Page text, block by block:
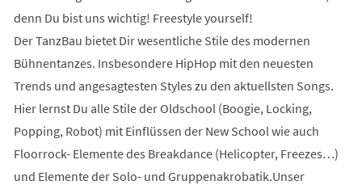
denn Du bist uns wichtig! Freestyle yourself!
Der TanzBau bietet Dir wesentliche Stile des modernen
Bühnentanzes. Insbesondere HipHop mit den neuesten
Trends und angesagtesten Styles zu den aktuellsten Songs.
Hier lernst Du alle Stile der Oldschool (Boogie, Locking,
Popping, Robot) mit Einflüssen der New School wie auch
Floorrock- Elemente des Breakdance (Helicopter, Freezes…)
und Elemente der Solo- und Gruppenakrobatik.Unser